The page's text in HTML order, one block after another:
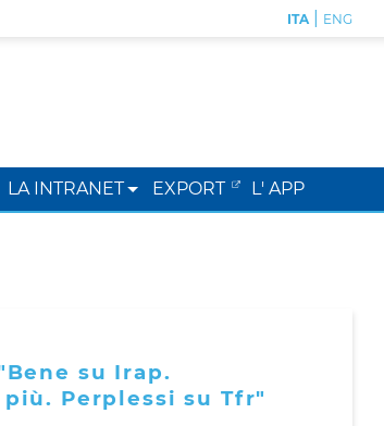
ITA| ENG
LA INTRANET EXPORT L' APP
su Irap.
Perplessi su Tfr"